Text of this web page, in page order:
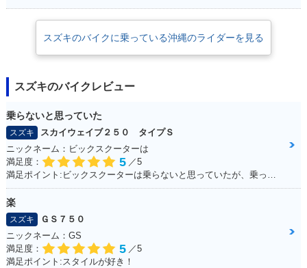
スズキのバイクに乗っている沖縄のライダーを見る
スズキのバイクレビュー
乗らないと思っていた
スズキ
スカイウェイブ２５０ タイプＳ
ニックネーム：ビックスクーターは
満足度：
5 ／5
楽
スズキ
ＧＳ７５０
ニックネーム：GS
満足度：
5 ／5
満足ポイント:スタイルが好き！